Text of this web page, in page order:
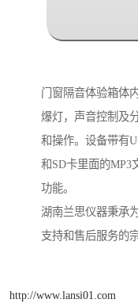
门窗隔音体验箱体
爆灯，声音控制及
和操作。设备带有
和SD卡里面的MP3
功能。
湖南兰思仪器秉承
支持和售后服务的
http://www.lansi01.com